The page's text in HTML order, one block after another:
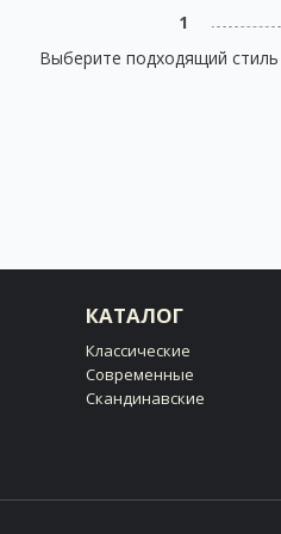
1
Выберите подходящий стиль
КАТАЛОГ
Классические
Современные
Скандинавские